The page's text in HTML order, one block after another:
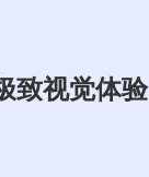
致视觉体验